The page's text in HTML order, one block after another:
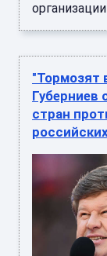
"Тормозят
Губерниев
стран